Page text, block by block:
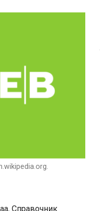
, Справочник